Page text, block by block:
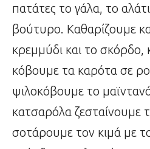
πατάτες το γάλα, το
βούτυρο. Καθαρίζουμε
κρεμμύδι και το σκόρδο,
κόβουμε τα καρότα σε
ψιλοκόβουμε το
κατσαρόλα ζεσταίνουμε
σοτάρουμε τον κιμά με